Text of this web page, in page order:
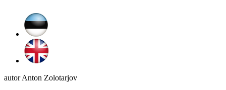
autor Anton Zolotarjov